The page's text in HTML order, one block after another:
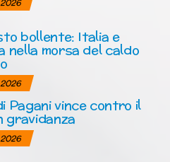
bollente: Italia e
nella morsa del caldo
Pagani vince contro il
gravidanza